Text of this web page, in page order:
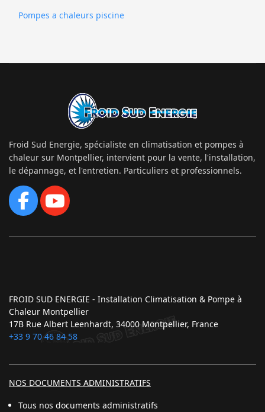
Pompes a chaleurs piscine
Froid Sud Energie, spécialiste en climatisation et pompes à
chaleur sur Montpellier, intervient pour la vente, l'installation,
le dépannage, et l'entretien. Particuliers et professionnels.
FROID SUD ENERGIE - Installation Climatisation & Pompe à
Chaleur Montpellier
17B Rue Albert Leenhardt, 34000 Montpellier, France
+33 9 70 46 84 58
NOS DOCUMENTS ADMINISTRATIFS
Tous nos documents administratifs